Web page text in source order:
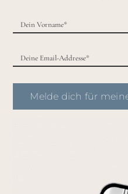
Melde dich für